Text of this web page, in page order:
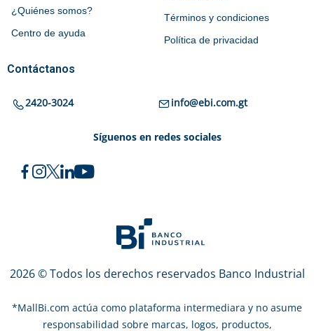
¿Quiénes somos?
Centro de ayuda
Términos y condiciones
Política de privacidad
Contáctanos
2420-3024 info@ebi.com.gt
Síguenos en redes sociales
2026 © Todos los derechos reservados Banco Industrial
*MallBi.com actúa como plataforma intermediara y no asume
responsabilidad sobre marcas, logos, productos,